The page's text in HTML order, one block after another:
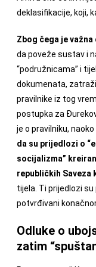
deklasifikacije, koji,
Zbog čega je važna
da poveže sustav i
“podružnicama” i
dokumenata,
pravilnike iz tog
postupka za
je o pravilniku,
da su prijedlozi o
socijalizma”
republičkih Saveza
tijela. Ti prijedlozi
potvrđivani
Odluke o
zatim